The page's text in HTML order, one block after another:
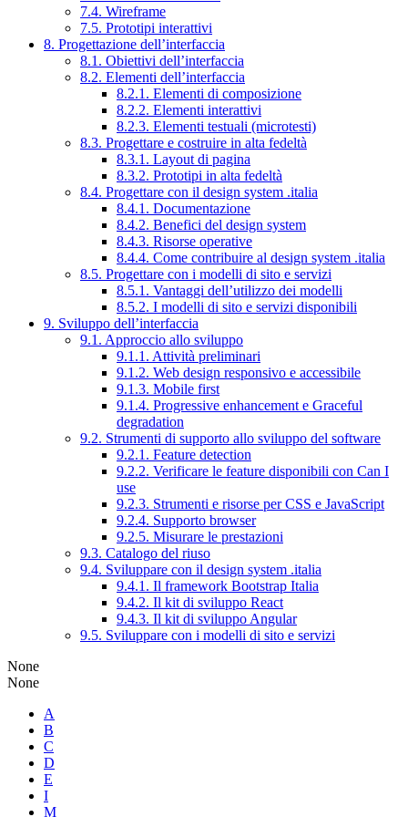
7.4. Wireframe
7.5. Prototipi interattivi
8. Progettazione dell’interfaccia
8.1. Obiettivi dell’interfaccia
8.2. Elementi dell’interfaccia
8.2.1. Elementi di composizione
8.2.2. Elementi interattivi
8.2.3. Elementi testuali (microtesti)
8.3. Progettare e costruire in alta fedeltà
8.3.1. Layout di pagina
8.3.2. Prototipi in alta fedeltà
8.4. Progettare con il design system .italia
8.4.1. Documentazione
8.4.2. Benefici del design system
8.4.3. Risorse operative
8.4.4. Come contribuire al design system .italia
8.5. Progettare con i modelli di sito e servizi
8.5.1. Vantaggi dell’utilizzo dei modelli
8.5.2. I modelli di sito e servizi disponibili
9. Sviluppo dell’interfaccia
9.1. Approccio allo sviluppo
9.1.1. Attività preliminari
9.1.2. Web design responsivo e accessibile
9.1.3. Mobile first
9.1.4. Progressive enhancement e Graceful
degradation
9.2. Strumenti di supporto allo sviluppo del software
9.2.1. Feature detection
9.2.2. Verificare le feature disponibili con Can I
use
9.2.3. Strumenti e risorse per CSS e JavaScript
9.2.4. Supporto browser
9.2.5. Misurare le prestazioni
9.3. Catalogo del riuso
9.4. Sviluppare con il design system .italia
9.4.1. Il framework Bootstrap Italia
9.4.2. Il kit di sviluppo React
9.4.3. Il kit di sviluppo Angular
9.5. Sviluppare con i modelli di sito e servizi
None
None
A
B
C
D
E
I
M